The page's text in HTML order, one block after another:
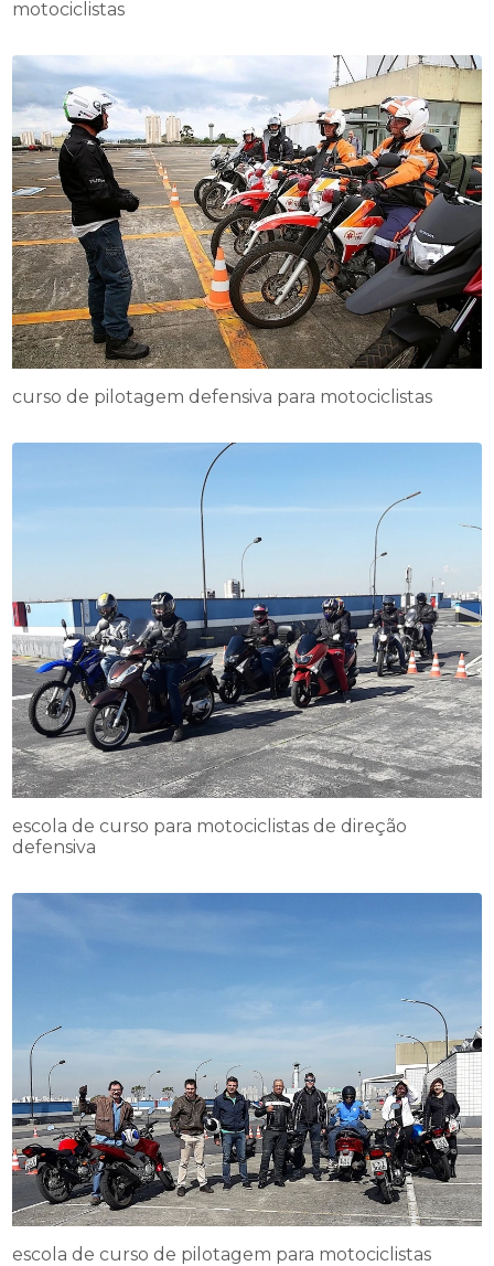
motociclistas
curso de pilotagem defensiva para motociclistas
escola de curso para motociclistas de direção
defensiva
escola de curso de pilotagem para motociclistas